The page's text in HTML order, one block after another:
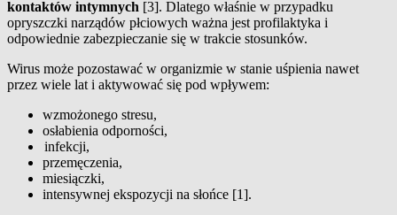
kontaktów intymnych [3]. Dlatego właśnie w przypadku
opryszczki narządów płciowych ważna jest profilaktyka i
odpowiednie zabezpieczanie się w trakcie stosunków.
Wirus może pozostawać w organizmie w stanie uśpienia nawet
przez wiele lat i aktywować się pod wpływem:
wzmożonego stresu,
osłabienia odporności,
infekcji,
przemęczenia,
miesiączki,
intensywnej ekspozycji na słońce [1].